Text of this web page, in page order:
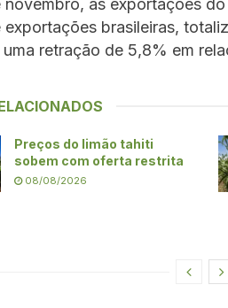
novembro, as exportações
brasileiras,
uma retração de 5,8% em
Preços do limão tahiti
sobem com oferta restrita
08/08/2026